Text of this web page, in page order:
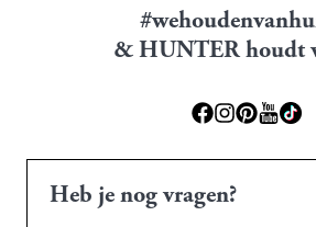
& HUNTER houdt
Heb je nog vragen?